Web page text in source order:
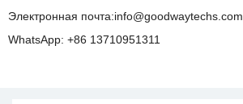
Электронная почта:info@goodwaytechs.com
WhatsApp: +86 13710951311